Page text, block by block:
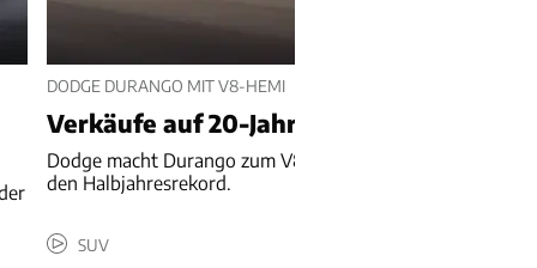
DODGE DURANGO MIT V8-HEMI
Verkäufe auf 20-Jahres-Hoch
Dodge macht Durango zum V8-Schnäppchen – und knackt
den Halbjahresrekord.
SUV